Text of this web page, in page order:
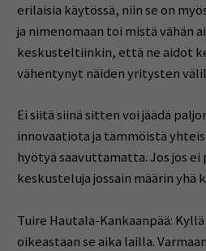
erilaisia käytössä, niin se on
ja nimenomaan toi mistä vähän
keskusteltiinkin, että ne aidot
vähentynyt näiden yritysten
Ei siitä siinä sitten voi jäädä
innovaatiota ja tämmöistä
hyötyä saavuttamatta. Jos jos
keskusteluja jossain määrin yhä
Tuire Hautala-Kankaanpää: Kyllä
oikeastaan se aika lailla.